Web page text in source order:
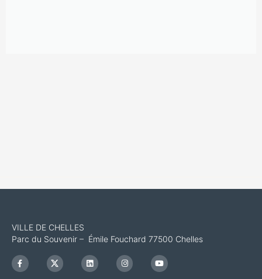
VILLE DE CHELLES
Parc du Souvenir – Émile Fouchard 77500 Chelles
F
a
c
I
c
o
L
i
n
I
n
s
Y
o
u